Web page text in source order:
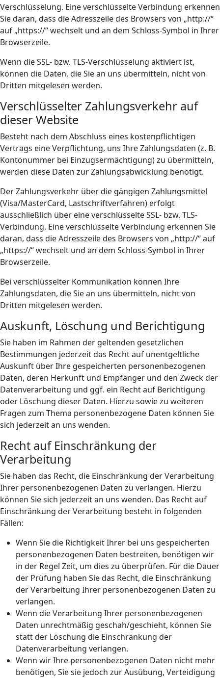
Verschlüsselung. Eine verschlüsselte Verbindung erkennen
Sie daran, dass die Adresszeile des Browsers von „http://“
auf „https://“ wechselt und an dem Schloss-Symbol in Ihrer
Browserzeile.
Wenn die SSL- bzw. TLS-Verschlüsselung aktiviert ist,
können die Daten, die Sie an uns übermitteln, nicht von
Dritten mitgelesen werden.
Verschlüsselter Zahlungsverkehr auf
dieser Website
Besteht nach dem Abschluss eines kostenpflichtigen
Vertrags eine Verpflichtung, uns Ihre Zahlungsdaten (z. B.
Kontonummer bei Einzugsermächtigung) zu übermitteln,
werden diese Daten zur Zahlungsabwicklung benötigt.
Der Zahlungsverkehr über die gängigen Zahlungsmittel
(Visa/MasterCard, Lastschriftverfahren) erfolgt
ausschließlich über eine verschlüsselte SSL- bzw. TLS-
Verbindung. Eine verschlüsselte Verbindung erkennen Sie
daran, dass die Adresszeile des Browsers von „http://“ auf
„https://“ wechselt und an dem Schloss-Symbol in Ihrer
Browserzeile.
Bei verschlüsselter Kommunikation können Ihre
Zahlungsdaten, die Sie an uns übermitteln, nicht von
Dritten mitgelesen werden.
Auskunft, Löschung und Berichtigung
Sie haben im Rahmen der geltenden gesetzlichen
Bestimmungen jederzeit das Recht auf unentgeltliche
Auskunft über Ihre gespeicherten personenbezogenen
Daten, deren Herkunft und Empfänger und den Zweck der
Datenverarbeitung und ggf. ein Recht auf Berichtigung
oder Löschung dieser Daten. Hierzu sowie zu weiteren
Fragen zum Thema personenbezogene Daten können Sie
sich jederzeit an uns wenden.
Recht auf Einschränkung der
Verarbeitung
Sie haben das Recht, die Einschränkung der Verarbeitung
Ihrer personenbezogenen Daten zu verlangen. Hierzu
können Sie sich jederzeit an uns wenden. Das Recht auf
Einschränkung der Verarbeitung besteht in folgenden
Fällen:
Wenn Sie die Richtigkeit Ihrer bei uns gespeicherten
personenbezogenen Daten bestreiten, benötigen wir
in der Regel Zeit, um dies zu überprüfen. Für die Dauer
der Prüfung haben Sie das Recht, die Einschränkung
der Verarbeitung Ihrer personenbezogenen Daten zu
verlangen.
Wenn die Verarbeitung Ihrer personenbezogenen
Daten unrechtmäßig geschah/geschieht, können Sie
statt der Löschung die Einschränkung der
Datenverarbeitung verlangen.
Wenn wir Ihre personenbezogenen Daten nicht mehr
benötigen, Sie sie jedoch zur Ausübung, Verteidigung